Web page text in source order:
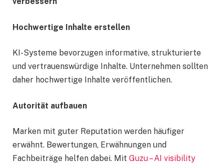
Hochwertige Inhalte erstellen
KI-Systeme bevorzugen informative, strukturierte
und vertrauenswürdige Inhalte. Unternehmen sollten
daher hochwertige Inhalte veröffentlichen.
Autorität aufbauen
Marken mit guter Reputation werden häufiger
erwähnt. Bewertungen, Erwähnungen und
Fachbeiträge helfen dabei. Mit Guzu – AI visibility